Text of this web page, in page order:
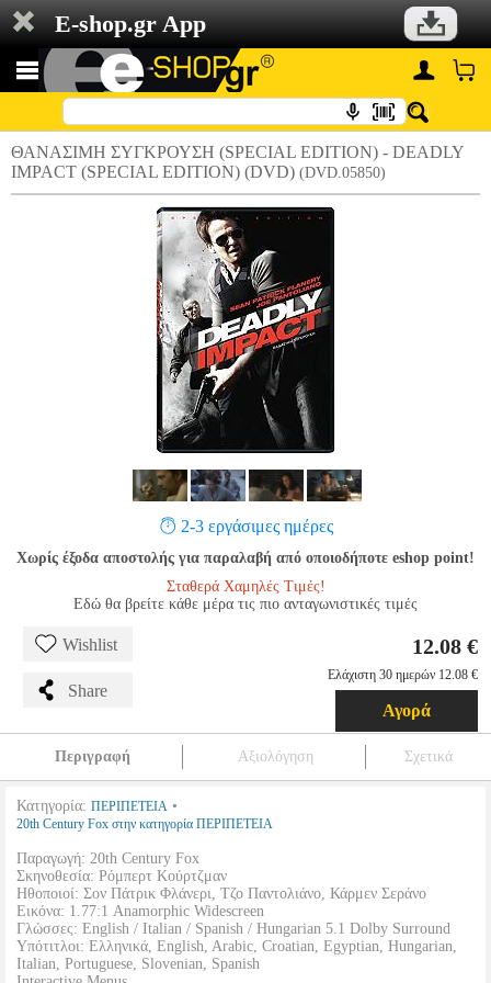
E-shop.gr App
ΘΑΝΑΣΙΜΗ ΣΥΓΚΡΟΥΣΗ (SPECIAL EDITION) - DEADLY
IMPACT (SPECIAL EDITION) (DVD) (DVD.05850)
2-3 εργάσιμες ημέρες
Χωρίς έξοδα αποστολής για παραλαβή από οποιοδήποτε eshop point!
Σταθερά Χαμηλές Τιμές!
Εδώ θα βρείτε κάθε μέρα τις πιο ανταγωνιστικές τιμές
Wishlist
Share
12.08 €
Ελάχιστη 30 ημερών 12.08 €
Αγορά
Περιγραφή Αξιολόγηση Σχετικά
Κατηγορία: ΠΕΡΙΠΕΤΕΙΑ •
20th Century Fox στην κατηγορία ΠΕΡΙΠΕΤΕΙΑ
Παραγωγή: 20th Century Fox
Σκηνοθεσία: Ρόμπερτ Κούρτζμαν
Ηθοποιοί: Σον Πάτρικ Φλάνερι, Τζο Παντολιάνο, Κάρμεν Σεράνο
Εικόνα: 1.77:1 Anamorphic Widescreen
Γλώσσες: English / Italian / Spanish / Hungarian 5.1 Dolby Surround
Υπότιτλοι: Ελληνικά, English, Arabic, Croatian, Egyptian, Hungarian,
Italian, Portuguese, Slovenian, Spanish